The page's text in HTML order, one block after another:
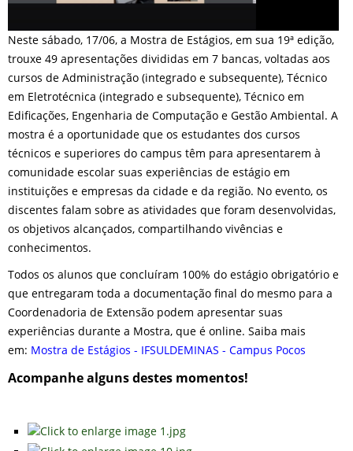
Neste sábado, 17/06, a Mostra de Estágios, em sua 19ª edição,
trouxe 49 apresentações divididas em 7 bancas, voltadas aos
cursos de Administração (integrado e subsequente), Técnico
em Eletrotécnica (integrado e subsequente), Técnico em
Edificações, Engenharia de Computação e Gestão Ambiental. A
mostra é a oportunidade que os estudantes dos cursos
técnicos e superiores do campus têm para apresentarem à
comunidade escolar suas experiências de estágio em
instituições e empresas da cidade e da região. No evento, os
discentes falam sobre as atividades que foram desenvolvidas,
os objetivos alcançados, compartilhando vivências e
conhecimentos.
Todos os alunos que concluíram 100% do estágio obrigatório e
que entregaram toda a documentação final do mesmo para a
Coordenadoria de Extensão podem apresentar suas
experiências durante a Mostra, que é online. Saiba mais
em: Mostra de Estágios - IFSULDEMINAS - Campus Pocos
Acompanhe alguns destes momentos!